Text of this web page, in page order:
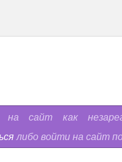
сайт как
либо войти на сайт